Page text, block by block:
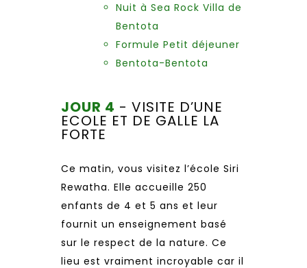
Nuit à Sea Rock Villa de
Bentota
Formule Petit déjeuner
Bentota-Bentota
JOUR 4 - VISITE D’UNE
ECOLE ET DE GALLE LA
FORTE
Ce matin, vous visitez l’école Siri
Rewatha. Elle accueille 250
enfants de 4 et 5 ans et leur
fournit un enseignement basé
sur le respect de la nature. Ce
lieu est vraiment incroyable car il